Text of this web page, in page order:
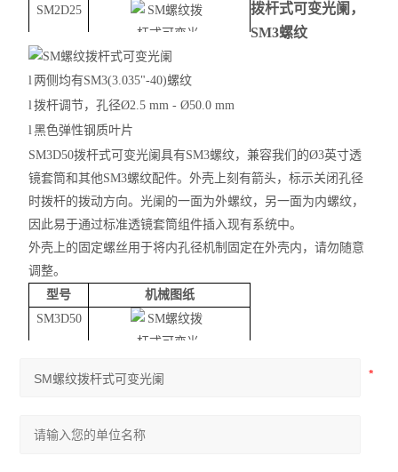
SM2D25
拨杆式可变光阑，
SM3螺纹
l 两侧均有SM3(3.035"-40)螺纹
l拨杆调节，孔径Ø2.5 mm - Ø50.0 mm
l黑色弹性钢质叶片
SM3D50拨杆式可变光阑具有SM3螺纹，兼容我们的Ø3英寸透
镜套筒和其他SM3螺纹配件。外壳上刻有箭头，标示关闭孔径
时拨杆的拨动方向。光阑的一面为外螺纹，另一面为内螺纹，
因此易于通过标准透镜套筒组件插入现有系统中。
外壳上的固定螺丝用于将内孔径机制固定在外壳内，请勿随意
调整。
型号
机械图纸
SM3D50